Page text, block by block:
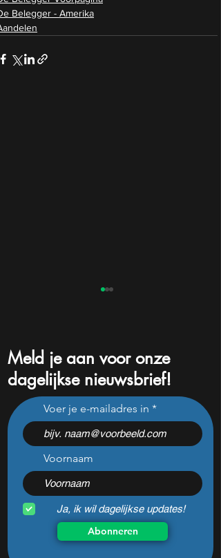
Belegger - Amerika
Rheinmetall kan 109%
stijgen volgens Morgan
Stanley: nu kopen?
Meld je aan voor onze
dagelijkse nieuwsbrief!
Voer je e-mailadres in
Voornaam
Ja, ik wil dagelijkse updates!
Abonneren